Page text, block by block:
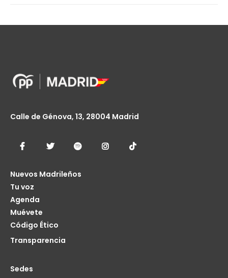
Calle de Génova, 13, 28004 Madrid
Nuevos Madrileños
Tu voz
Agenda
Muévete
Código Ético
Transparencia
Sedes